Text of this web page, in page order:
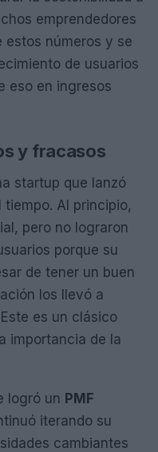
emprendedores
estos números y se
de usuarios
eso en ingresos
y fracasos
startup que lanzó
Al principio,
pero no lograron
porque su
de tener un buen
los llevó a
es un clásico
importancia de la
logró un PMF
iterando su
cambiantes